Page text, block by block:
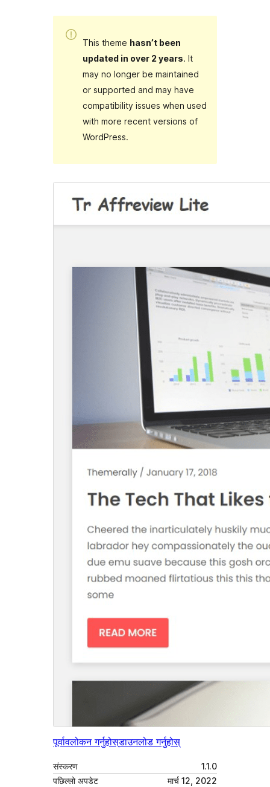
This theme hasn’t been
updated in over 2 years. It
may no longer be maintained
or supported and may have
compatibility issues when used
with more recent versions of
WordPress.
पूर्वावलोकन गर्नुहोस्डाउनलोड गर्नुहोस्
संस्करण
1.1.0
पछिल्लो अपडेट
मार्च 12, 2022